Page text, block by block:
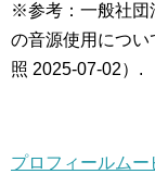
※参考：一般社団
の音源使用につい
照 2025-07-02）.
プロフィールム